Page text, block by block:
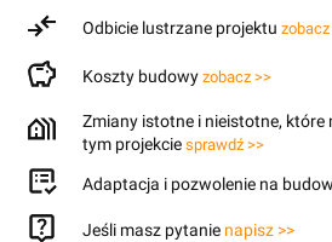
Odbicie lustrzane projektu zobacz
Koszty budowy zobacz >>
Zmiany istotne i nieistotne,
tym projekcie sprawdź >>
Adaptacja i pozwolenie na
Jeśli masz pytanie napisz >>